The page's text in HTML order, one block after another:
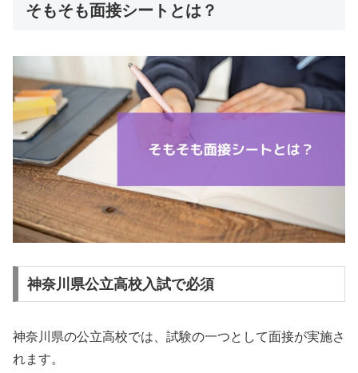
そもそも面接シートとは？
神奈川県公立高校入試で必須
神奈川県の公立高校では、試験の一つとして面接が実施さ
れます。